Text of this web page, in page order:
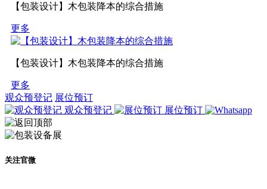
【包装设计】木包装降本的综合措施
更多
【包装设计】木包装降本的综合措施
更多
观众预登记 展位预订
观众预登记
展位预订
关注官微